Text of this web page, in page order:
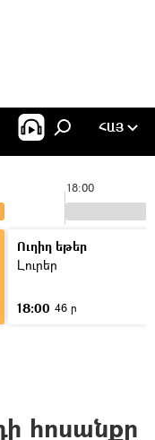
ՀԱՅ
18:00
Ուղիղ եթեր
Լուրեր
18:00 46 ր
հոսանքը